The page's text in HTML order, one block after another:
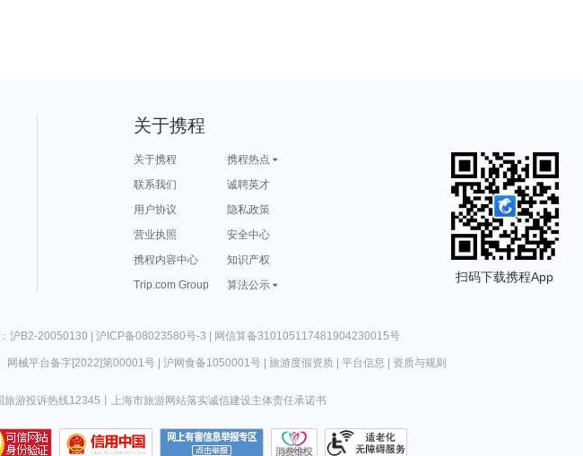
关于携程
关于携程
携程热点
联系我们
诚聘英才
用户协议
隐私政策
营业执照
安全中心
携程内容中心
知识产权
Trip.com Group
算法公示
扫码下载携程App
沪B2-20050130 | 沪ICP备08023580号-3 | 网信算备310105117481904230015号
网械平台备字[2022]第00001号| 沪网食备1050001号| 旅游度假资质| 平台信息 资质与规则
旅游投诉热线12345 上海市旅游网站落实诚信建设主体责任承诺书